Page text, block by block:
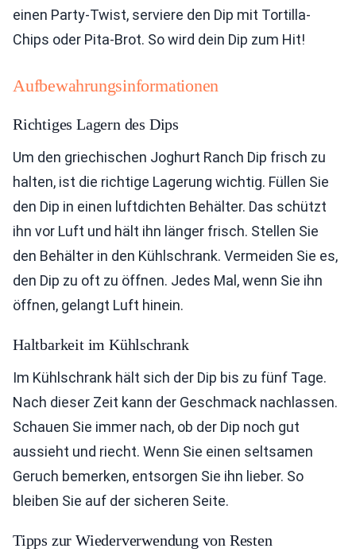
einen Party-Twist, serviere den Dip mit Tortilla-
Chips oder Pita-Brot. So wird dein Dip zum Hit!
Aufbewahrungsinformationen
Richtiges Lagern des Dips
Um den griechischen Joghurt Ranch Dip frisch zu
halten, ist die richtige Lagerung wichtig. Füllen Sie
den Dip in einen luftdichten Behälter. Das schützt
ihn vor Luft und hält ihn länger frisch. Stellen Sie
den Behälter in den Kühlschrank. Vermeiden Sie es,
den Dip zu oft zu öffnen. Jedes Mal, wenn Sie ihn
öffnen, gelangt Luft hinein.
Haltbarkeit im Kühlschrank
Im Kühlschrank hält sich der Dip bis zu fünf Tage.
Nach dieser Zeit kann der Geschmack nachlassen.
Schauen Sie immer nach, ob der Dip noch gut
aussieht und riecht. Wenn Sie einen seltsamen
Geruch bemerken, entsorgen Sie ihn lieber. So
bleiben Sie auf der sicheren Seite.
Tipps zur Wiederverwendung von Resten